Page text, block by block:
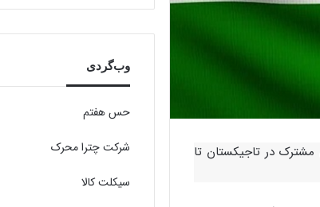
در تاجیکستان تا
وب‌گردی
حس هفتم
شرکت چترا محرک
سیکلت کالا